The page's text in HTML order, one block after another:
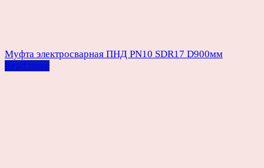
Муфта электросварная ПНД PN10 SDR17 D900мм
Read more